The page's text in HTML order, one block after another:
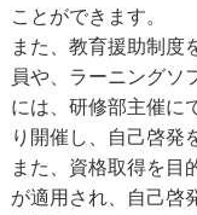
ことができます。
また、教育援助制度
員や、ラーニングソ
には、研修部主催に
り開催し、自己啓発
また、資格取得を目
が適用され、自己啓